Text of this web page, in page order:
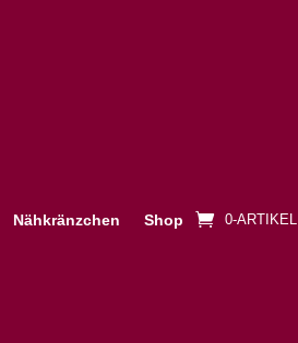
Nähkränzchen Shop 0-ARTIKEL